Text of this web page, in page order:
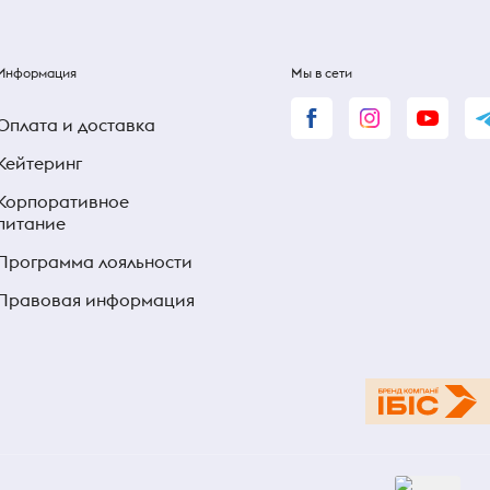
и доставка
лояльности
информация
Мы в сети